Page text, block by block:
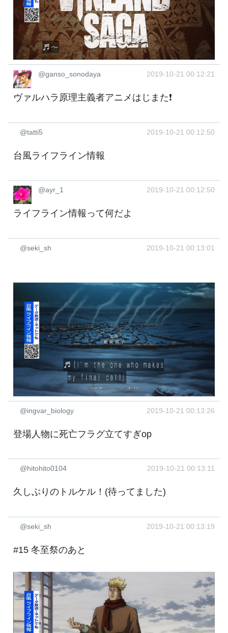
@ganso_sonodaya 2019-10-21 00:12:21
ヴァルハラ原理主義者アニメはじまた❗️
@tatti5 2019-10-21 00:12:50
台風ライフライン情報
@ayr_1 2019-10-21 00:12:50
ライフライン情報って何だよ
@seki_sh 2019-10-21 00:13:01
@ingvar_biology 2019-10-21 00:13:26
登場人物に死亡フラグ立てすぎop
@hitohito0104 2019-10-21 00:13:11
久しぶりのトルケル！(待ってました)
@seki_sh 2019-10-21 00:13:19
#15 冬至祭のあと